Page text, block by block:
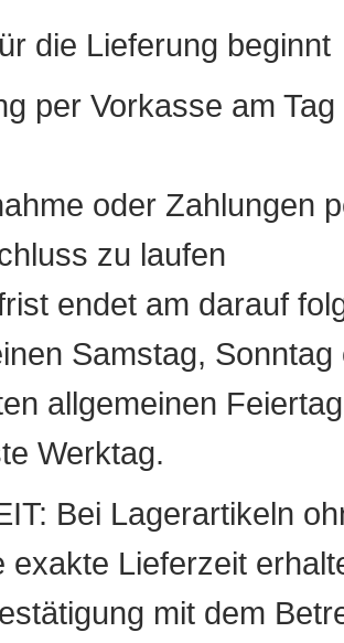
die Lieferung beginnt
per Vorkasse am
oder Zahlungen
zu laufen
endet am darauf
Samstag,
allgemeinen
Werktag.
Bei Lagerartikeln
exakte Lieferzeit
mit dem